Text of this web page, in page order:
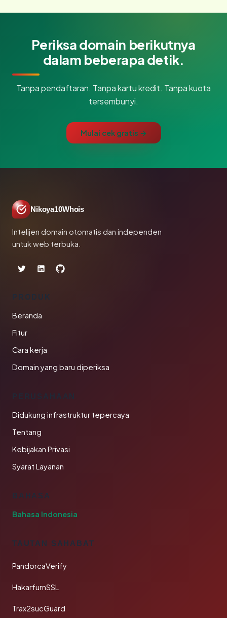
Periksa domain berikutnya
dalam beberapa detik.
Tanpa pendaftaran. Tanpa kartu kredit. Tanpa kuota
tersembunyi.
Mulai cek gratis →
Nikoya10Whois
Intelijen domain otomatis dan independen
untuk web terbuka.
PRODUK
Beranda
Fitur
Cara kerja
Domain yang baru diperiksa
PERUSAHAAN
Didukung infrastruktur tepercaya
Tentang
Kebijakan Privasi
Syarat Layanan
BAHASA
Bahasa Indonesia
TAUTAN SAHABAT
PandorcaVerify
HakarfurnSSL
Trax2sucGuard